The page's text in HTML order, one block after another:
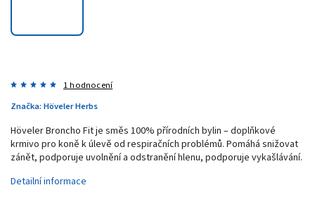
1 hodnocení
Značka: Höveler Herbs
Höveler Broncho Fit je směs 100% přírodních bylin – doplňkové
krmivo pro koně k úlevě od respiračních problémů. Pomáhá snižovat
zánět, podporuje uvolnění a odstranění hlenu, podporuje vykašlávání.
Detailní informace